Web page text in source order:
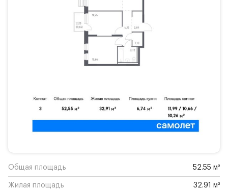
Общая площадь 52.55 м²
Жилая площадь 32.91 м²